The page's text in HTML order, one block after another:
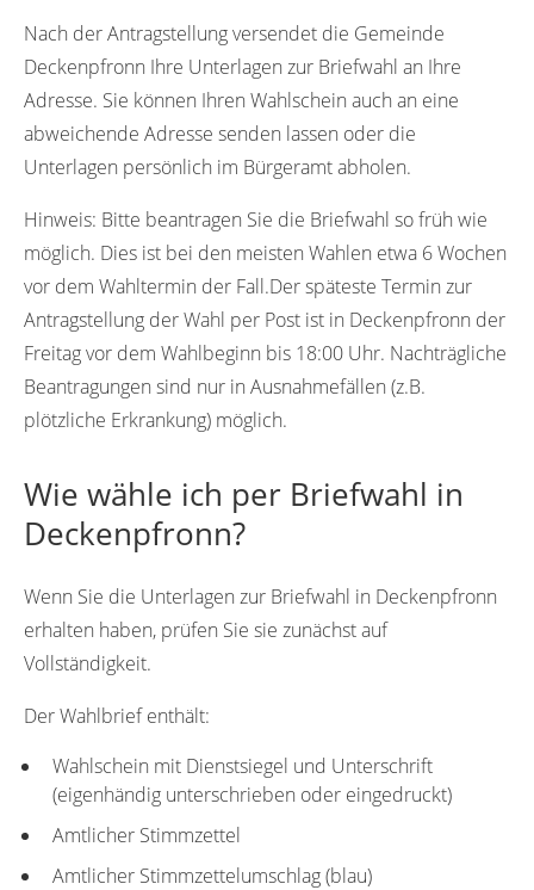
Nach der Antragstellung versendet die Gemeinde
Deckenpfronn Ihre Unterlagen zur Briefwahl an Ihre
Adresse. Sie können Ihren Wahlschein auch an eine
abweichende Adresse senden lassen oder die
Unterlagen persönlich im Bürgeramt abholen.
Hinweis: Bitte beantragen Sie die Briefwahl so früh wie
möglich. Dies ist bei den meisten Wahlen etwa 6 Wochen
vor dem Wahltermin der Fall.Der späteste Termin zur
Antragstellung der Wahl per Post ist in Deckenpfronn der
Freitag vor dem Wahlbeginn bis 18:00 Uhr. Nachträgliche
Beantragungen sind nur in Ausnahmefällen (z.B.
plötzliche Erkrankung) möglich.
Wie wähle ich per Briefwahl in
Deckenpfronn?
Wenn Sie die Unterlagen zur Briefwahl in Deckenpfronn
erhalten haben, prüfen Sie sie zunächst auf
Vollständigkeit.
Der Wahlbrief enthält:
Wahlschein mit Dienstsiegel und Unterschrift
(eigenhändig unterschrieben oder eingedruckt)
Amtlicher Stimmzettel
Amtlicher Stimmzettelumschlag (blau)